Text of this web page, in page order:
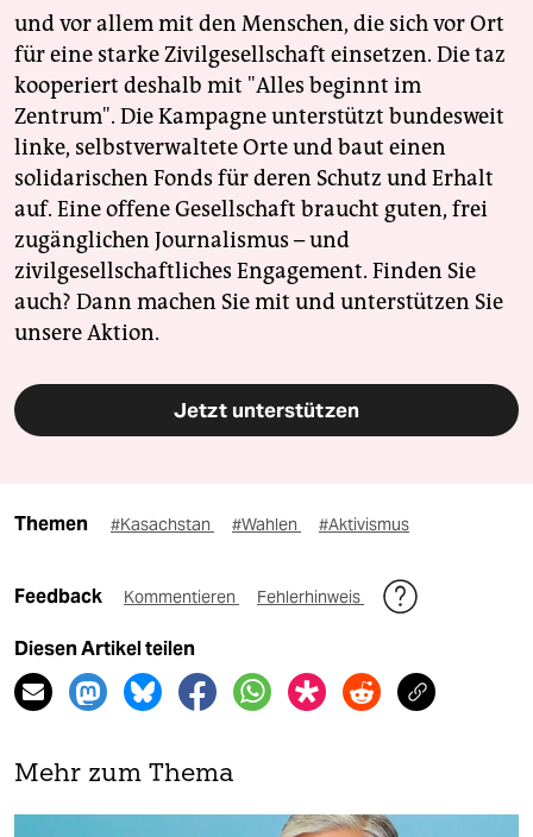
und vor allem mit den Menschen, die sich vor Ort
für eine starke Zivilgesellschaft einsetzen. Die taz
kooperiert deshalb mit "Alles beginnt im
Zentrum". Die Kampagne unterstützt bundesweit
linke, selbstverwaltete Orte und baut einen
solidarischen Fonds für deren Schutz und Erhalt
auf. Eine offene Gesellschaft braucht guten, frei
zugänglichen Journalismus – und
zivilgesellschaftliches Engagement. Finden Sie
auch? Dann machen Sie mit und unterstützen Sie
unsere Aktion.
Jetzt unterstützen
Themen #Kasachstan #Wahlen #Aktivismus
Feedback Kommentieren Fehlerhinweis
Diesen Artikel teilen
Mehr zum Thema